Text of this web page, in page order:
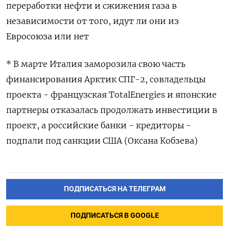
переработки нефти и сжижения газа в
независимости от того, идут ли они из
Евросоюза или нет
* В марте Италия заморозила свою часть
финансирования Арктик СПГ-2, совладельцы
проекта - французская TotalEnergies и японские
партнеры отказалась продолжать инвестиции в
проект, а российские банки - кредиторы -
подпали под санкции США (Оксана Кобзева)
ПОДПИСАТЬСЯ НА ТЕЛЕГРАМ
ПОДПИСАТЬСЯ В GOOGLE